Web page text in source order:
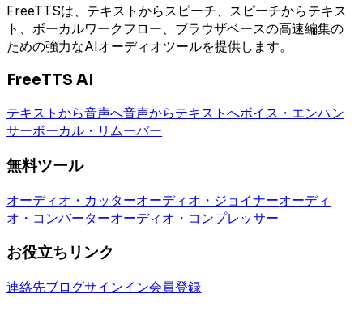
FreeTTSは、テキストからスピーチ、スピーチからテキス
ト、ボーカルワークフロー、ブラウザベースの高速編集の
ための強力なAIオーディオツールを提供します。
FreeTTS AI
テキストから音声へ音声からテキストへボイス・エンハン
サーボーカル・リムーバー
無料ツール
オーディオ・カッターオーディオ・ジョイナーオーディ
オ・コンバーターオーディオ・コンプレッサー
お役立ちリンク
連絡先ブログサインイン会員登録